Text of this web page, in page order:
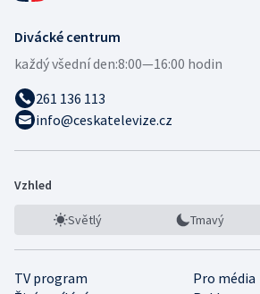
Divácké centrum
každý všední den:8:00—16:00 hodin
261 136 113
info@ceskatelevize.cz
Vzhled
Světlý Tmavý
TV program
Pro média